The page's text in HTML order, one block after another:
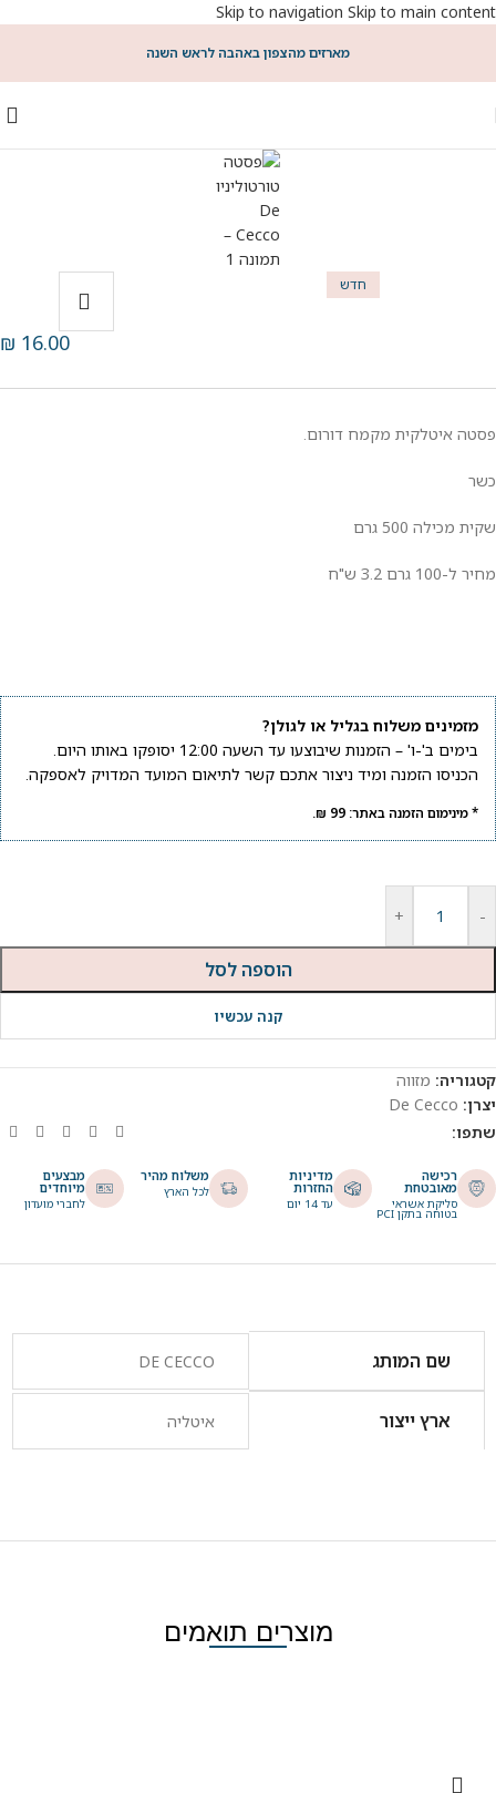
Skip to navigation Skip to main content
מארזים מהצפון באהבה לראש השנה
חדש
16.00
₪
פסטה איטלקית מקמח דורום.
כשר
שקית מכילה 500 גרם
מחיר ל-100 גרם 3.2 ש"ח
מזמינים משלוח בגליל או לגולן?
בימים ב'-ו' – הזמנות שיבוצעו עד השעה 12:00 יסופקו באותו היום.
הכניסו הזמנה ומיד ניצור אתכם קשר לתיאום המועד המדויק לאספקה.
* מינימום הזמנה באתר: 99 ₪.
-
+
הוספה לסל
קנה עכשיו
קטגוריה: מזווה
יצרן: De Cecco
שתפו:
רכישה
מאובטחת
סליקת אשראי
בטוחה בתקן PCI
מדיניות
החזרות
עד 14 יום
משלוח מהיר
לכל הארץ
מבצעים
מיוחדים
לחברי מועדון
שם המותג DE CECCO
ארץ ייצור איטליה
מוצרים תואמים